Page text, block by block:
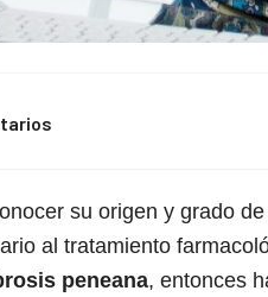
su origen y grado
al tratamiento
peneana, entonces